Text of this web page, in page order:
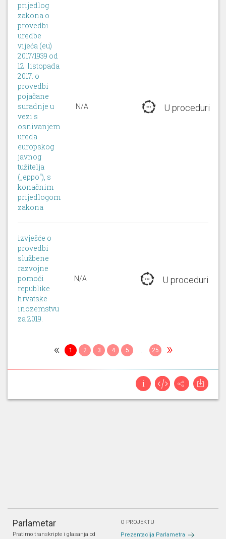
prijedlog
zakona o
provedbi
uredbe
vijeća (eu)
2017/1939 od
12. listopada
2017. o
provedbi
pojačane
suradnje u
vezi s
osnivanjem
ureda
europskog
javnog
tužitelja
(„eppo“), s
konačnim
prijedlogom
zakona
N/A U proceduri
izvješće o
provedbi
službene
razvojne
pomoći
republike
hrvatske
inozemstvu
za 2019.
N/A U proceduri
« 1 2 3 4 5 ... 25 »
Parlametar
Pratimo transkripte i glasanja od
O PROJEKTU
Prezentacija Parlametra